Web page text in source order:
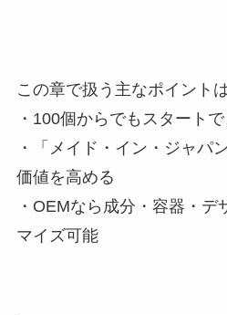
この章で扱う主なポイント
・100個からでもスタート
・「メイド・イン・ジャパ
価値を高める
・OEMなら成分・容器・デ
マイズ可能